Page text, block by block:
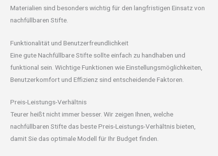
Materialien sind besonders wichtig für den langfristigen Einsatz von
nachfüllbaren Stifte.
Funktionalität und Benutzerfreundlichkeit
Eine gute Nachfüllbare Stifte sollte einfach zu handhaben und
funktional sein. Wichtige Funktionen wie Einstellungsmöglichkeiten,
Benutzerkomfort und Effizienz sind entscheidende Faktoren.
Preis-Leistungs-Verhältnis
Teurer heißt nicht immer besser. Wir zeigen Ihnen, welche
nachfüllbaren Stifte das beste Preis-Leistungs-Verhältnis bieten,
damit Sie das optimale Modell für Ihr Budget finden.